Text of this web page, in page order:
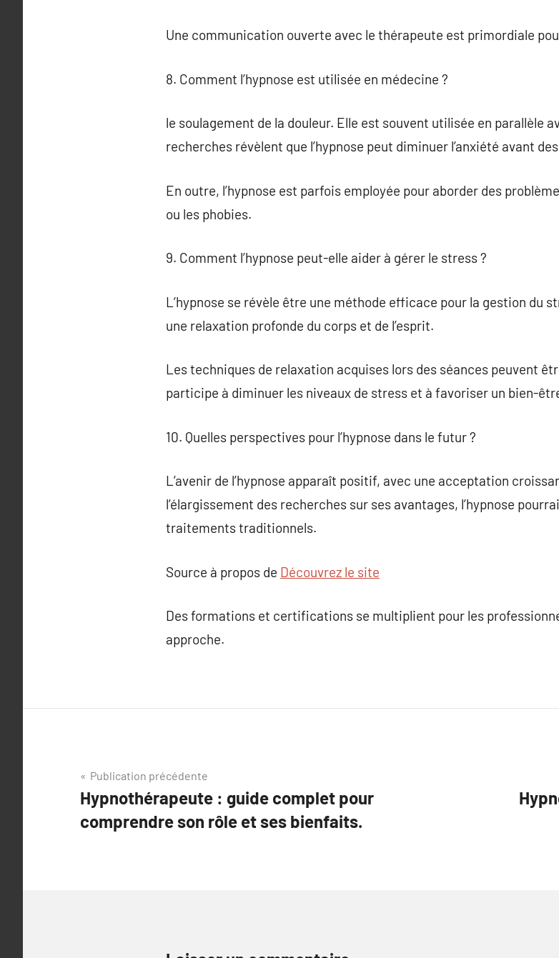
Une communication ouverte avec le thérapeute est primordiale
8. Comment l’hypnose est utilisée en médecine ?
le soulagement de la douleur. Elle est souvent utilisée en parallèle
recherches révèlent que l’hypnose peut diminuer l’anxiété avant
En outre, l’hypnose est parfois employée pour aborder des
ou les phobies.
9. Comment l’hypnose peut-elle aider à gérer le stress ?
L’hypnose se révèle être une méthode efficace pour la gestion du
une relaxation profonde du corps et de l’esprit.
Les techniques de relaxation acquises lors des séances peuvent
participe à diminuer les niveaux de stress et à favoriser un bien-
10. Quelles perspectives pour l’hypnose dans le futur ?
L’avenir de l’hypnose apparaît positif, avec une acceptation
l’élargissement des recherches sur ses avantages, l’hypnose
traitements traditionnels.
Source à propos de Découvrez le site
Des formations et certifications se multiplient pour les
approche.
Navigation
de
l’article
Publication précédente
Hypnothérapeute : guide complet pour
comprendre son rôle et ses bienfaits.